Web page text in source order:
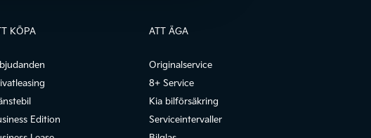
KÖPA
Edition
ATT ÄGA
Originalservice
8+ Service
Kia bilförsäkring
Serviceintervaller